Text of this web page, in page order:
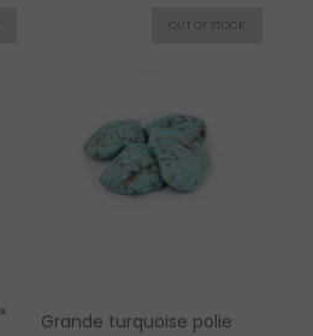
Grande turquoise polie